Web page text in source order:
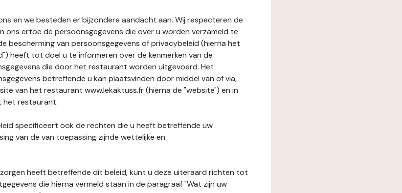
en we besteden er bijzondere aandacht aan. Wij respecteren de
ons ertoe de persoonsgegevens die over u worden verzameld te
bescherming van persoonsgegevens of privacybeleid (hierna het
heeft tot doel u te informeren over de kenmerken van de
die door het restaurant worden uitgevoerd. Het
betreffende u kan plaatsvinden door middel van of via,
van het restaurant www.lekaktuss.fr (hierna de "website") en in
het restaurant.
specificeert ook de rechten die u heeft betreffende uw
van de van toepassing zijnde wettelijke en
heeft betreffende dit beleid, kunt u deze uiteraard richten tot
die hierna vermeld staan in de paragraaf "Wat zijn uw